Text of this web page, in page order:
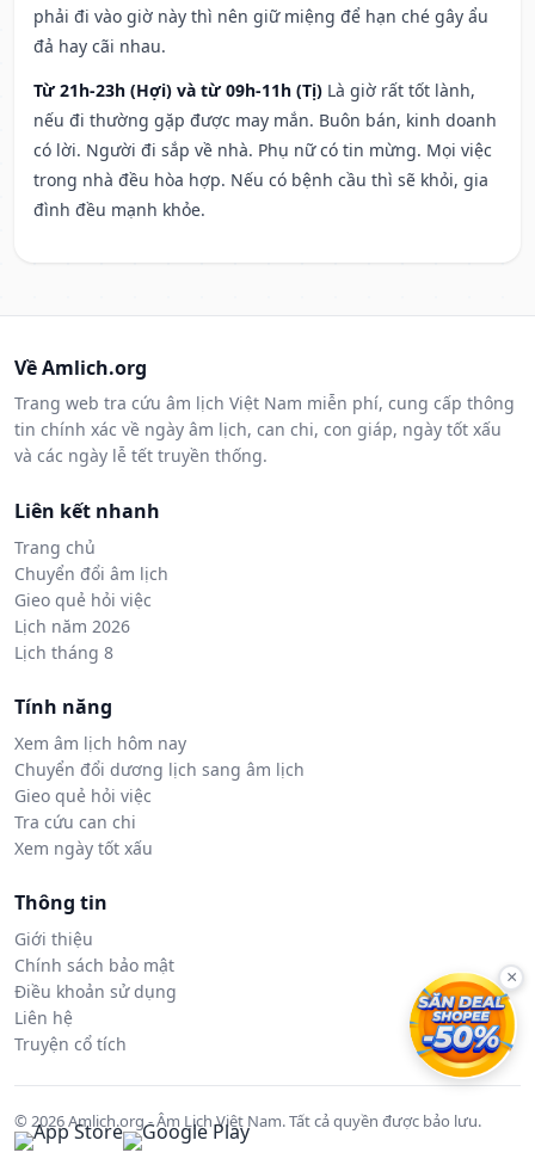
phải đi vào giờ này thì nên giữ miệng để hạn ché gây ẩu
đả hay cãi nhau.
Từ 21h-23h (Hợi) và từ 09h-11h (Tị) Là giờ rất tốt lành,
nếu đi thường gặp được may mắn. Buôn bán, kinh doanh
có lời. Người đi sắp về nhà. Phụ nữ có tin mừng. Mọi việc
trong nhà đều hòa hợp. Nếu có bệnh cầu thì sẽ khỏi, gia
đình đều mạnh khỏe.
Về Amlich.org
Trang web tra cứu âm lịch Việt Nam miễn phí, cung cấp thông
tin chính xác về ngày âm lịch, can chi, con giáp, ngày tốt xấu
và các ngày lễ tết truyền thống.
Liên kết nhanh
Trang chủ
Chuyển đổi âm lịch
Gieo quẻ hỏi việc
Lịch năm 2026
Lịch tháng 8
Tính năng
Xem âm lịch hôm nay
Chuyển đổi dương lịch sang âm lịch
Gieo quẻ hỏi việc
Tra cứu can chi
Xem ngày tốt xấu
Thông tin
Giới thiệu
Chính sách bảo mật
Điều khoản sử dụng
Liên hệ
Truyện cổ tích
© 2026 Amlich.org - Âm Lịch Việt Nam. Tất cả quyền được bảo lưu.
×